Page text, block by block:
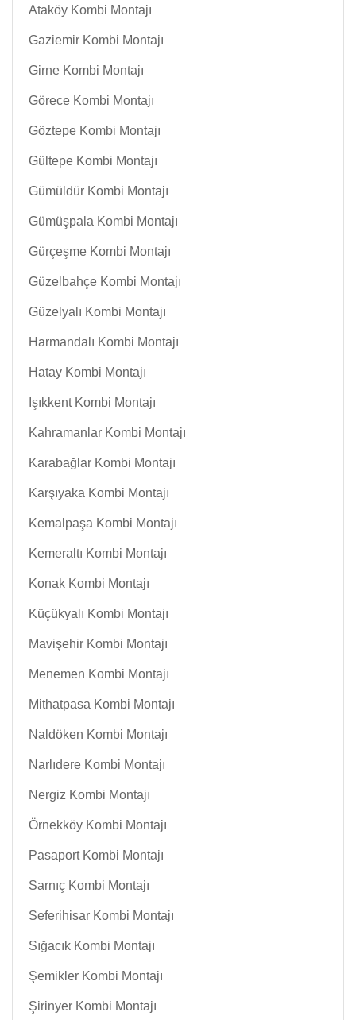
Ataköy Kombi Montajı
Gaziemir Kombi Montajı
Girne Kombi Montajı
Görece Kombi Montajı
Göztepe Kombi Montajı
Gültepe Kombi Montajı
Gümüldür Kombi Montajı
Gümüşpala Kombi Montajı
Gürçeşme Kombi Montajı
Güzelbahçe Kombi Montajı
Güzelyalı Kombi Montajı
Harmandalı Kombi Montajı
Hatay Kombi Montajı
Işıkkent Kombi Montajı
Kahramanlar Kombi Montajı
Karabağlar Kombi Montajı
Karşıyaka Kombi Montajı
Kemalpaşa Kombi Montajı
Kemeraltı Kombi Montajı
Konak Kombi Montajı
Küçükyalı Kombi Montajı
Mavişehir Kombi Montajı
Menemen Kombi Montajı
Mithatpasa Kombi Montajı
Naldöken Kombi Montajı
Narlıdere Kombi Montajı
Nergiz Kombi Montajı
Örnekköy Kombi Montajı
Pasaport Kombi Montajı
Sarnıç Kombi Montajı
Seferihisar Kombi Montajı
Sığacık Kombi Montajı
Şemikler Kombi Montajı
Şirinyer Kombi Montajı